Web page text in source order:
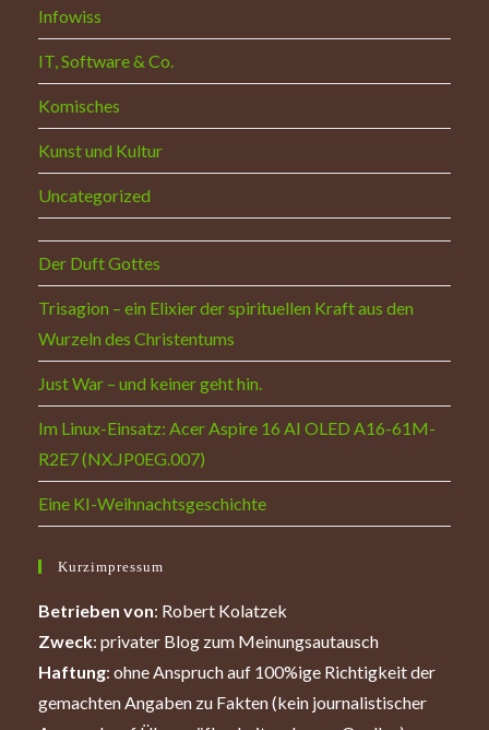
Infowiss
IT, Software & Co.
Komisches
Kunst und Kultur
Uncategorized
Der Duft Gottes
Trisagion – ein Elixier der spirituellen Kraft aus den
Wurzeln des Christentums
Just War – und keiner geht hin.
Im Linux-Einsatz: Acer Aspire 16 AI OLED A16-61M-
R2E7 (NX.JP0EG.007)
Eine KI-Weihnachtsgeschichte
Kurzimpressum
Betrieben von: Robert Kolatzek
Zweck: privater Blog zum Meinungsautausch
Haftung: ohne Anspruch auf 100%ige Richtigkeit der
gemachten Angaben zu Fakten (kein journalistischer